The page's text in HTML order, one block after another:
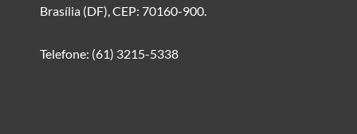
Brasília (DF), CEP: 70160-900.
Telefone: (61) 3215-5338